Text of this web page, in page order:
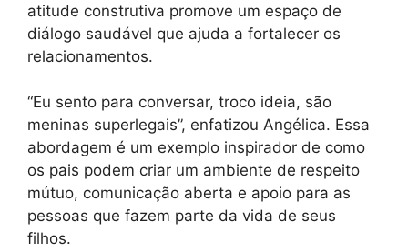
atitude construtiva promove um espaço de
diálogo saudável que ajuda a fortalecer os
relacionamentos.
“Eu sento para conversar, troco ideia, são
meninas superlegais”, enfatizou Angélica. Essa
abordagem é um exemplo inspirador de como
os pais podem criar um ambiente de respeito
mútuo, comunicação aberta e apoio para as
pessoas que fazem parte da vida de seus
filhos.